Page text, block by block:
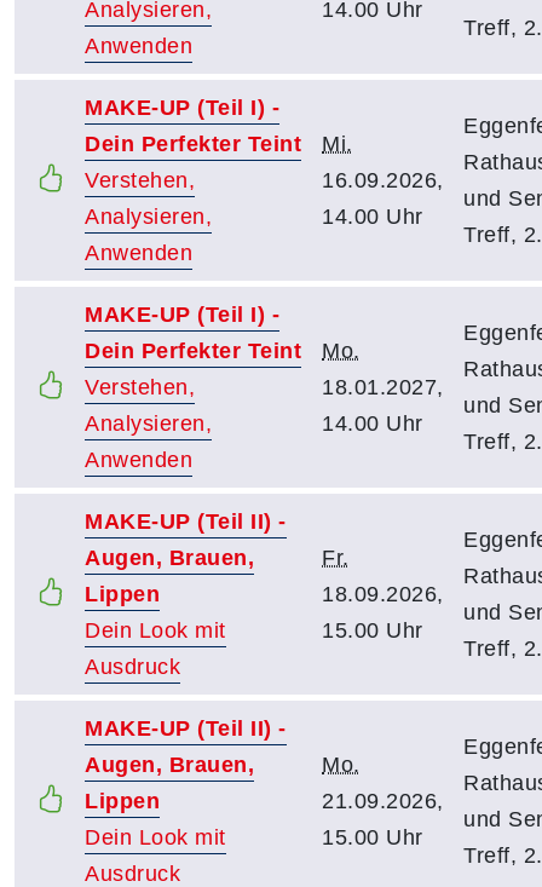
Analysieren,
Anwenden
14.00 Uhr
Treff,
MAKE-UP (Teil I) -
Dein Perfekter Teint
Verstehen,
Analysieren,
Anwenden
Mi.
16.09.2026,
14.00 Uhr
und
Treff,
MAKE-UP (Teil I) -
Dein Perfekter Teint
Verstehen,
Analysieren,
Anwenden
Mo.
18.01.2027,
14.00 Uhr
und
Treff,
MAKE-UP (Teil II) -
Augen, Brauen,
Lippen
Dein Look mit
Ausdruck
Fr.
18.09.2026,
15.00 Uhr
und
Treff,
MAKE-UP (Teil II) -
Augen, Brauen,
Lippen
Dein Look mit
Ausdruck
Mo.
21.09.2026,
15.00 Uhr
und
Treff,